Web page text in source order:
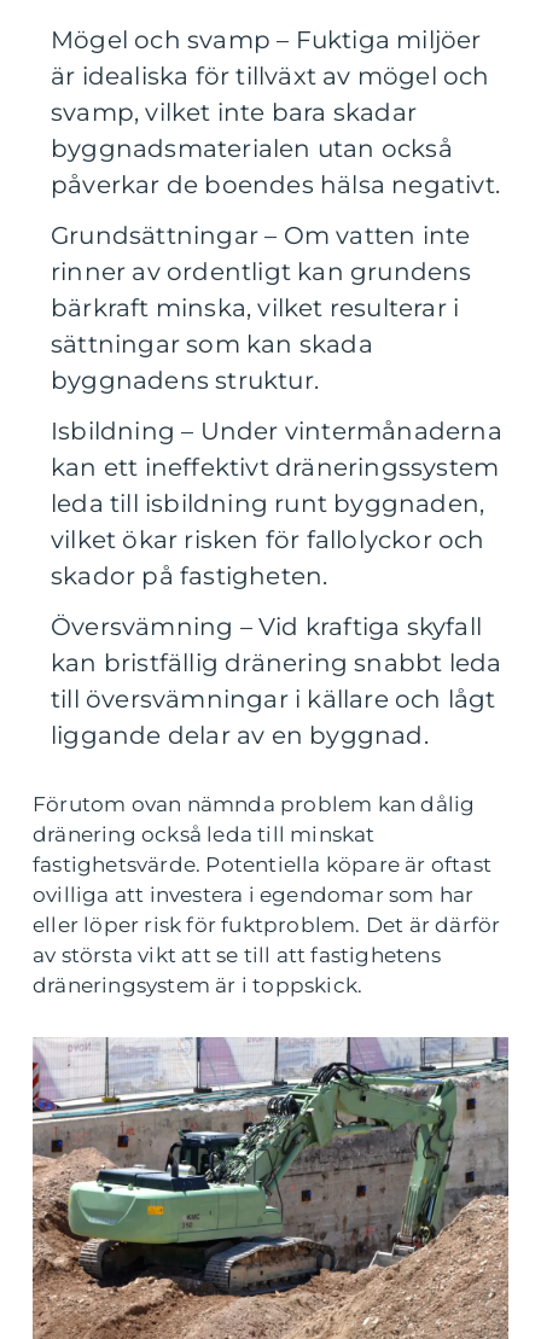
Mögel och svamp – Fuktiga miljöer
är idealiska för tillväxt av mögel och
svamp, vilket inte bara skadar
byggnadsmaterialen utan också
påverkar de boendes hälsa negativt.
Grundsättningar – Om vatten inte
rinner av ordentligt kan grundens
bärkraft minska, vilket resulterar i
sättningar som kan skada
byggnadens struktur.
Isbildning – Under vintermånaderna
kan ett ineffektivt dräneringssystem
leda till isbildning runt byggnaden,
vilket ökar risken för fallolyckor och
skador på fastigheten.
Översvämning – Vid kraftiga skyfall
kan bristfällig dränering snabbt leda
till översvämningar i källare och lågt
liggande delar av en byggnad.
Förutom ovan nämnda problem kan dålig
dränering också leda till minskat
fastighetsvärde. Potentiella köpare är oftast
ovilliga att investera i egendomar som har
eller löper risk för fuktproblem. Det är därför
av största vikt att se till att fastighetens
dräneringsystem är i toppskick.